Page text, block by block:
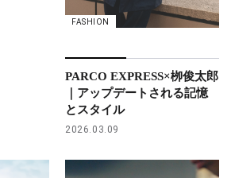
FASHION
PARCO EXPRESS×栁俊太郎
｜アップデートされる記憶
とスタイル
2026.03.09